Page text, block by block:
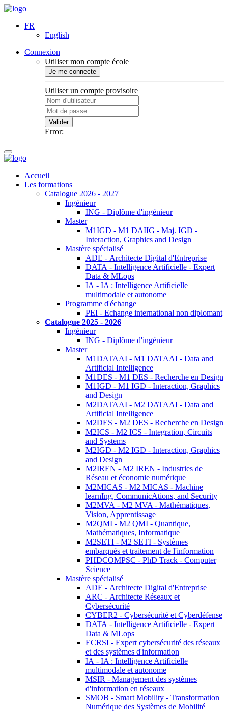
FR
English
Connexion
Utiliser mon compte école
Je me connecte
Utiliser un compte provisoire
Valider
Error:
Accueil
Les formations
Catalogue 2026 - 2027
Ingénieur
ING - Diplôme d'ingénieur
Master
M1IGD - M1 DAIIG - Maj. IGD -
Interaction, Graphics and Design
Mastère spécialisé
ADE - Architecte Digital d'Entreprise
DATA - Intelligence Artificielle - Expert
Data & MLops
IA - IA : Intelligence Artificielle
multimodale et autonome
Programme d'échange
PEI - Echange international non diplomant
Catalogue 2025 - 2026
Ingénieur
ING - Diplôme d'ingénieur
Master
M1DATAAI - M1 DATAAI - Data and
Artificial Intelligence
M1DES - M1 DES - Recherche en Design
M1IGD - M1 IGD - Interaction, Graphics
and Design
M2DATAAI - M2 DATAAI - Data and
Artificial Intelligence
M2DES - M2 DES - Recherche en Design
M2ICS - M2 ICS - Integration, Circuits
and Systems
M2IGD - M2 IGD - Interaction, Graphics
and Design
M2IREN - M2 IREN - Industries de
Réseau et économie numérique
M2MICAS - M2 MICAS - Machine
learnIng, CommunicAtions, and Security
M2MVA - M2 MVA - Mathématiques,
Vision, Apprentissage
M2QMI - M2 QMI - Quantique,
Mathématiques, Informatique
M2SETI - M2 SETI - Systèmes
embarqués et traitement de l'information
PHDCOMPSC - PhD Track - Computer
Science
Mastère spécialisé
ADE - Architecte Digital d'Entreprise
ARC - Architecte Réseaux et
Cybersécurité
CYBER2 - Cybersécurité et Cyberdéfense
DATA - Intelligence Artificielle - Expert
Data & MLops
ECRSI - Expert cybersécurité des réseaux
et des systèmes d'information
IA - IA : Intelligence Artificielle
multimodale et autonome
MSIR - Management des systèmes
d'information en réseaux
SMOB - Smart Mobility - Transformation
Numérique des Systèmes de Mobilité